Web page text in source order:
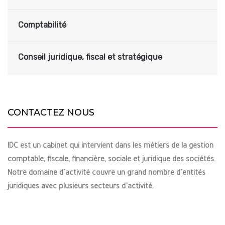
Comptabilité
Conseil juridique, fiscal et stratégique
CONTACTEZ NOUS
IDC est un cabinet qui intervient dans les métiers de la gestion
comptable, fiscale, financière, sociale et juridique des sociétés.
Notre domaine d’activité couvre un grand nombre d’entités
juridiques avec plusieurs secteurs d’activité.